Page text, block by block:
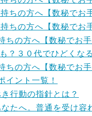
ちの方へ【数秘でお
ちの方へ【数秘でお
の方へ【数秘でお手
？３０代でひどくな
の方へ【数秘でお手
ント一覧！
行動の指針とは？
たへ。普通を受け